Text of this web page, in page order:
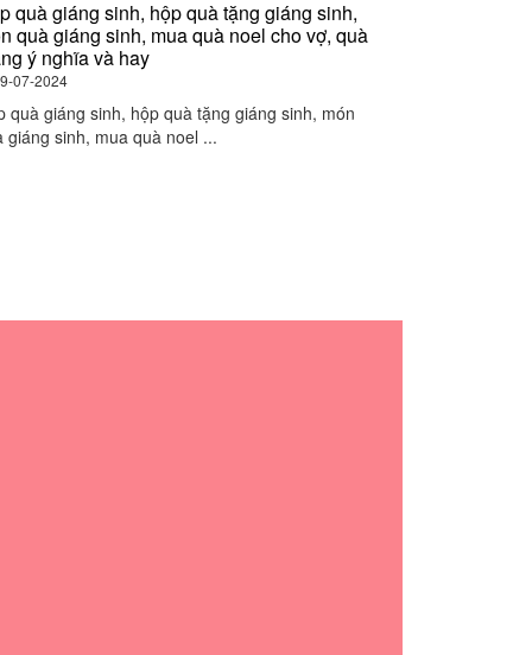
quà giáng sinh, hộp quà tặng giáng sinh,
quà giáng sinh, mua quà noel cho vợ, quà
ý nghĩa và hay
07-2024
quà giáng sinh, hộp quà tặng giáng sinh, món
giáng sinh, mua quà noel ...